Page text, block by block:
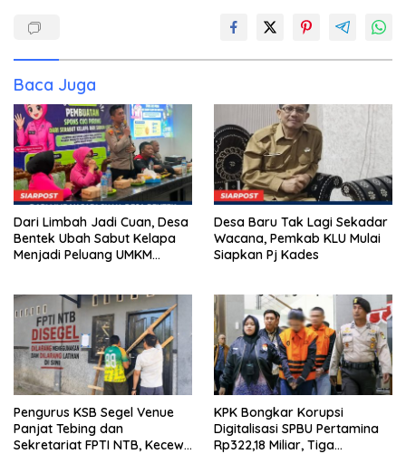
Baca Juga
Dari Limbah Jadi Cuan, Desa
Bentek Ubah Sabut Kelapa
Menjadi Peluang UMKM
Desa Baru Tak Lagi Sekadar
Wacana, Pemkab KLU Mulai
Siapkan Pj Kades
Pengurus KSB Segel Venue
Panjat Tebing dan
Sekretariat FPTI NTB, Kecewa
KPK Bongkar Korupsi
Digitalisasi SPBU Pertamina
Rp322,18 Miliar, Tiga